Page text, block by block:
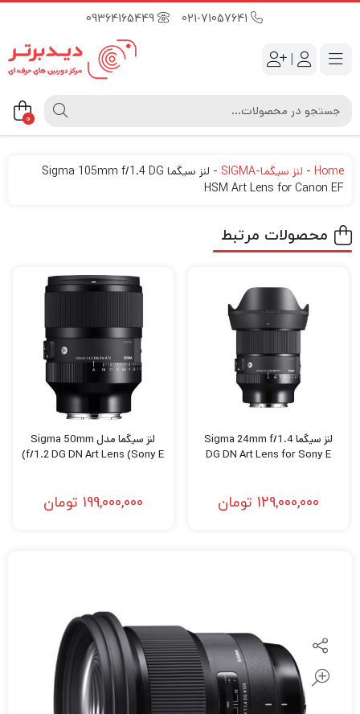
09364165449
|
0
Home
- لنز سیگما-SIGMA -
لنز سیگما Sigma 105mm f/1.4 DG
HSM Art Lens for Canon EF
محصولات مرتبط
لنز سیگما Sigma 24mm f/1.4
DG DN Art Lens for Sony E
129,000,000 تومان
لنز سیگما مدل Sigma 50mm
f/1.2 DG DN Art Lens (Sony E)
199,000,000 تومان